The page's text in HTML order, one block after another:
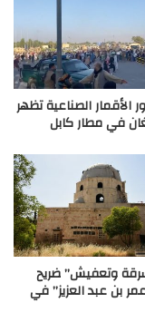
الصناعية تظهر
في مطار كابل
وتعفيش” ضريح
بن عبد العزيز” في